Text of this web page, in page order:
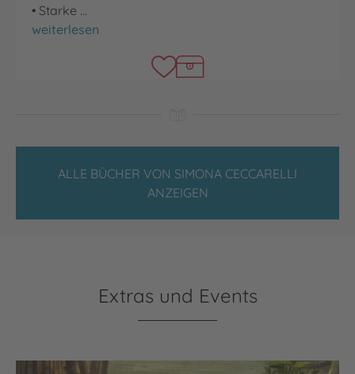
• Starke …
Millilu und die Nacht der Glühwürmchen
weiterlesen
ALLE BÜCHER VON SIMONA CECCARELLI
ANZEIGEN
Extras und Events